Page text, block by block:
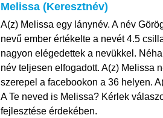
Melissa (Keresztnév)
A(z) Melissa egy lánynév. A név
nevű ember értékelte a nevét 4.5
nagyon elégedettek a nevükkel.
név teljesen elfogadott. A(z) Melissa
szerepel a facebookon a 36 helyen.
A Te neved is Melissa? Kérlek
fejlesztése érdekében.